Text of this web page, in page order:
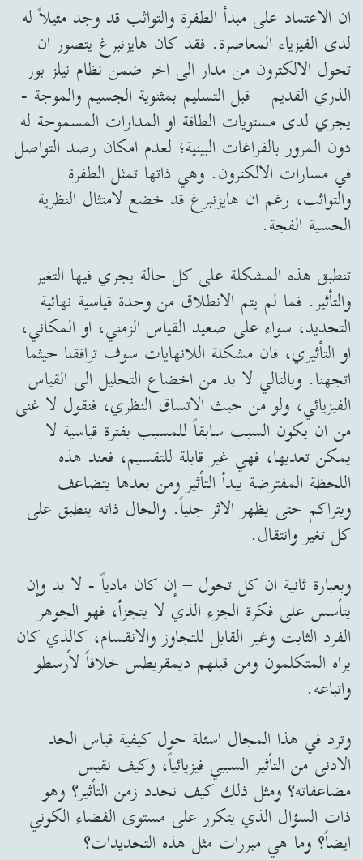
ان الاعتماد على مبدأ الطفرة والتواثب قد وجد مثيلاً له
لدى الفيزياء المعاصرة. فقد كان هايزنبرغ يتصور ان
تحول الالكترون من مدار الى اخر ضمن نظام نيلز بور
الذري القديم – قبل التسليم بمثنوية الجسيم والموجة -
يجري لدى مستويات الطاقة او المدارات المسموحة له
دون المرور بالفراغات البينية؛ لعدم امكان رصد التواصل
في مسارات الالكترون. وهي ذاتها تمثل الطفرة
والتواثب، رغم ان هايزنبرغ قد خضع لامتثال النظرية
الحسية الفجة.
تنطبق هذه المشكلة على كل حالة يجري فيها التغير
والتأثير. فما لم يتم الانطلاق من وحدة قياسية نهائية
التحديد، سواء على صعيد القياس الزمني، او المكاني،
او التأثيري، فان مشكلة اللانهايات سوف ترافقنا حيثما
اتجهنا. وبالتالي لا بد من اخضاع التحليل الى القياس
الفيزيائي، ولو من حيث الاتساق النظري، فنقول لا غنى
من ان يكون السبب سابقاً للمسبب بفترة قياسية لا
يمكن تعديها، فهي غير قابلة للتقسيم، فعند هذه
اللحظة المفترضة يبدأ التأثير ومن بعدها يتضاعف
ويتراكم حتى يظهر الاثر جلياً. والحال ذاته ينطبق على
كل تغير وانتقال.
وبعبارة ثانية ان كل تحول – إن كان مادياً - لا بد وإن
يتأسس على فكرة الجزء الذي لا يتجزأ، فهو الجوهر
الفرد الثابت وغير القابل للتجاوز والانقسام، كالذي كان
يراه المتكلمون ومن قبلهم ديمقريطس خلافاً لأرسطو
واتباعه.
وترد في هذا المجال اسئلة حول كيفية قياس الحد
الادنى من التأثير السببي فيزيائياً، وكيف نقيس
مضاعفاته؟ ومثل ذلك كيف نحدد زمن التأثير؟ وهو
ذات السؤال الذي يتكرر على مستوى الفضاء الكوني
ايضاً؟ وما هي مبررات مثل هذه التحديدات؟